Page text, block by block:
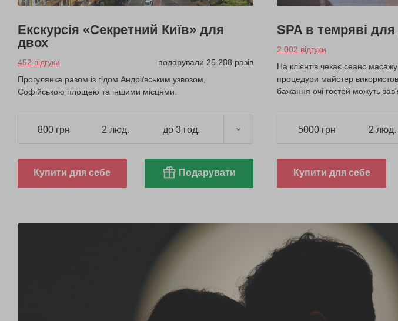
Екскурсія «Секретний Київ» для
двох
452 відгуки
подарували 25 288 разів
Прогулянка разом із гідом Андріївським узвозом,
Софійською площею та іншими місцями.
800 грн 2 люд. до 3 год.
Купити для себе Подарувати
SPA в темряві
2 002 відгуки
На клієнтів чекає сеанс
процедури майстер
бажання очі гостей можуть
5000 грн 2 люд.
Купити для себе